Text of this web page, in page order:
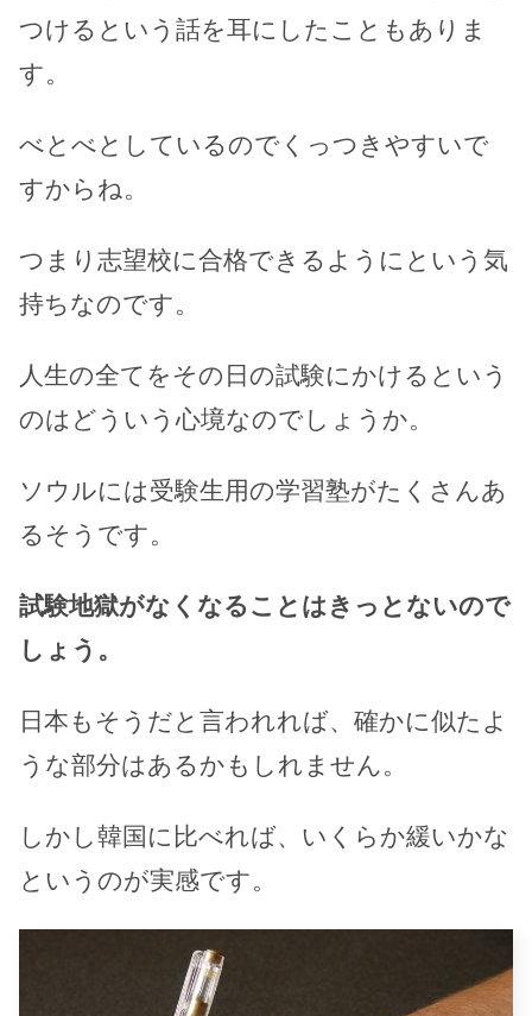
つけるという話を耳にしたこともありま
す。
べとべとしているのでくっつきやすいで
すからね。
つまり志望校に合格できるようにという気
持ちなのです。
人生の全てをその日の試験にかけるという
のはどういう心境なのでしょうか。
ソウルには受験生用の学習塾がたくさんあ
るそうです。
試験地獄がなくなることはきっとないので
しょう。
日本もそうだと言われれば、確かに似たよ
うな部分はあるかもしれません。
しかし韓国に比べれば、いくらか緩いかな
というのが実感です。